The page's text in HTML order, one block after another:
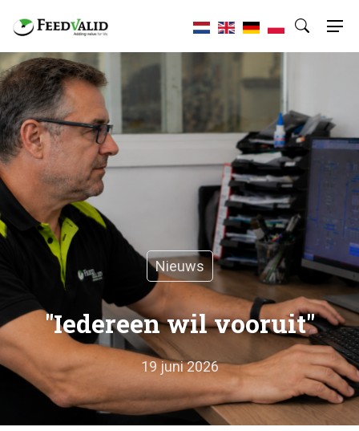
Nieuws
"Iedereen wil vooruit"
19 juni 2026